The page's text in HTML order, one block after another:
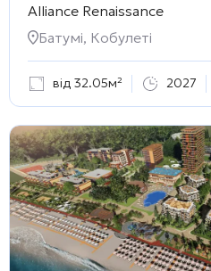
Alliance Renaissance
Батумі, Кобулеті
від 32.05м² 2027